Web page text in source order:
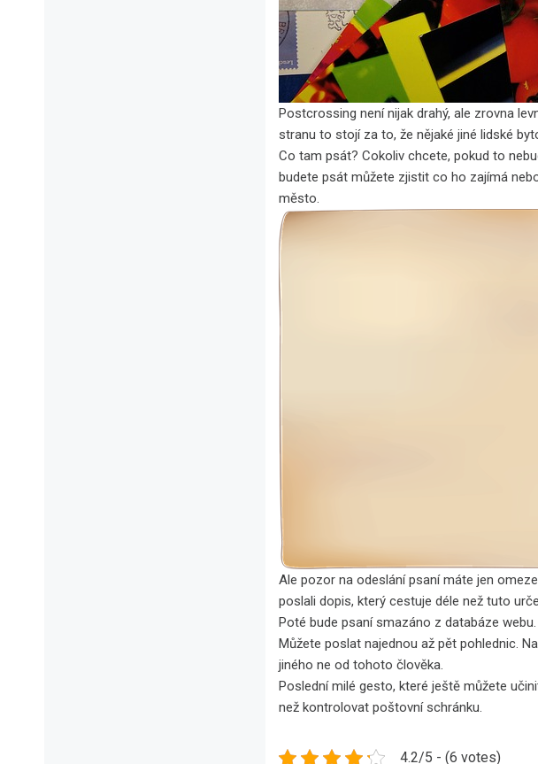
Postcrossing není nijak drahý, ale zrovna
stranu to stojí za to, že nějaké jiné lidské
Co tam psát? Cokoliv chcete, pokud to
budete psát můžete zjistit co ho zajímá
město.
Ale pozor na odeslání psaní máte jen
poslali dopis, který cestuje déle než tuto
Poté bude psaní smazáno z databáze webu.
Můžete poslat najednou až pět pohlednic.
jiného ne od tohoto člověka.
Poslední milé gesto, které ještě můžete
než kontrolovat poštovní schránku.
4.2/5 - (6 votes)